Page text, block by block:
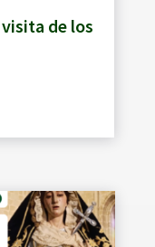
de los